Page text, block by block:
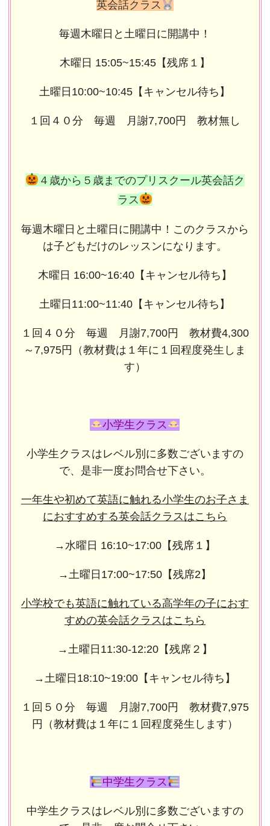
英会話クラス
毎週木曜日と土曜日に開講中！
木曜日 15:05~15:45【残席１】
土曜日10:00~10:45【キャンセル待ち】
１回４０分 毎週 月謝7,700円 教材無し
４歳から５歳までのプリスクール英会話ク
ラス
毎週木曜日と土曜日に開講中！このクラスから
は子どもだけのレッスンになります。
木曜日 16:00~16:40【キャンセル待ち】
土曜日11:00~11:40【キャンセル待ち】
１回４０分 毎週 月謝7,700円 教材費4,300
～7,975円（教材費は１年に１回程度発生しま
す）
小学生クラス
小学生クラスはレベル別に多数ございますの
で、是非一度お問合せ下さい。
一年生や初めて英語に触れる小学生のお子さま
におすすめする英会話クラスはこちら
→水曜日 16:10~17:00【残席１】
→土曜日17:00~17:50【残席2】
小学校でも英語に触れている高学年の子におす
すめの英会話クラスはこちら
→土曜日11:30-12:20【残席２】
→土曜日18:10~19:00【キャンセル待ち】
１回５０分 毎週 月謝7,700円 教材費7,975
円（教材費は１年に１回程度発生します）
中学生クラス
中学生クラスはレベル別に多数ございますの